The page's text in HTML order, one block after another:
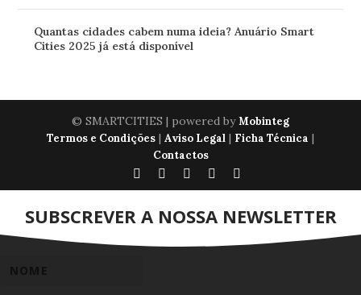
Quantas cidades cabem numa ideia? Anuário Smart
Cities 2025 já está disponível
© SMARTCITIES | powered byMobinteg
Termos e Condições | Aviso Legal | Ficha Técnica |
Contactos
SUBSCREVER A NOSSA NEWSLETTER